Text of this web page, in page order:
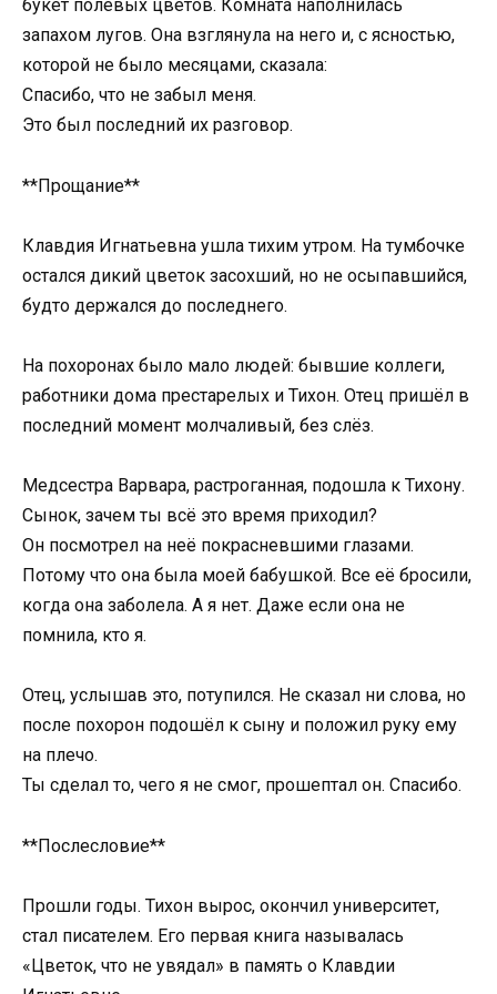
букет полевых цветов. Комната наполнилась
запахом лугов. Она взглянула на него и, с ясностью,
которой не было месяцами, сказала:
Спасибо, что не забыл меня.
Это был последний их разговор.
**Прощание**
Клавдия Игнатьевна ушла тихим утром. На тумбочке
остался дикий цветок засохший, но не осыпавшийся,
будто держался до последнего.
На похоронах было мало людей: бывшие коллеги,
работники дома престарелых и Тихон. Отец пришёл в
последний момент молчаливый, без слёз.
Медсестра Варвара, растроганная, подошла к Тихону.
Сынок, зачем ты всё это время приходил?
Он посмотрел на неё покрасневшими глазами.
Потому что она была моей бабушкой. Все её бросили,
когда она заболела. А я нет. Даже если она не
помнила, кто я.
Отец, услышав это, потупился. Не сказал ни слова, но
после похорон подошёл к сыну и положил руку ему
на плечо.
Ты сделал то, чего я не смог, прошептал он. Спасибо.
**Послесловие**
Прошли годы. Тихон вырос, окончил университет,
стал писателем. Его первая книга называлась
«Цветок, что не увядал» в память о Клавдии